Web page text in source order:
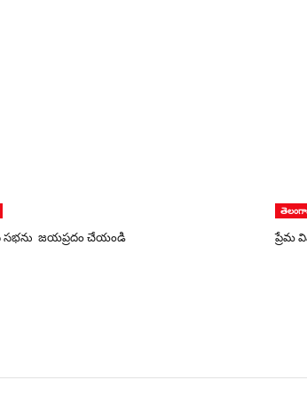
సభను జయప్రదం చేయండి ప్రేమ